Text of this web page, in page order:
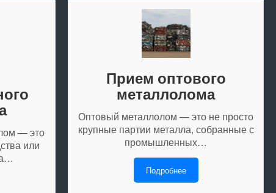
— это
или
Прием оптового
металлолома
Оптовый металлолом — это не просто
крупные партии металла, собранные с
промышленных…
Подробнее